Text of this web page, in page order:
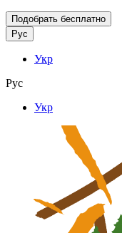
Подобрать бесплатно
Рус
Укр
Рус
Укр